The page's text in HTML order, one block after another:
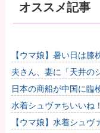
オススメ記事
【ウマ娘】暑い日は
くない場所だな」他
夫さん、妻に「天井の
れて性行為 → 凄いこ
日本の商船が中国に臨
軍トップ！
水着シュヴァちいいね！
【ウマ娘】水着シュヴ